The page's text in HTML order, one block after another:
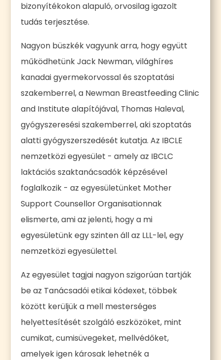
bizonyítékokon alapuló, orvosilag igazolt
tudás terjesztése.
Nagyon büszkék vagyunk arra, hogy együtt
működhetünk Jack Newman, világhíres
kanadai gyermekorvossal és szoptatási
szakemberrel, a Newman Breastfeeding Clinic
and Institute alapítójával, Thomas Haleval,
gyógyszeresési szakemberrel, aki szoptatás
alatti gyógyszerszedését kutatja. Az IBCLE
nemzetközi egyesület - amely az IBCLC
laktációs szaktanácsadók képzésével
foglalkozik - az egyesületünket Mother
Support Counsellor Organisationnak
elismerte, ami az jelenti, hogy a mi
egyesületünk egy szinten áll az LLL-lel, egy
nemzetközi egyesülettel.
Az egyesület tagjai nagyon szigorúan tartják
be az Tanácsadói etikai kódexet, többek
között kerüljük a mell mesterséges
helyettesítését szolgáló eszközöket, mint
cumikat, cumisüvegeket, mellvédőket,
amelyek igen károsak lehetnék a